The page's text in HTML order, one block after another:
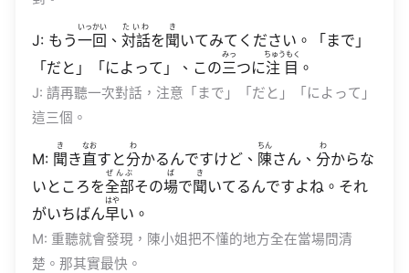
J: もう一回
いっかい
、 対話
たいわ
を 聞
き
いてみてください。「まで」
「だと」「によって」、この三
みっ
つに注目
ちゅうもく
。
J: 請再聽一次對話，注意「まで」「だと」「によって」
這三個。
M: 聞
き
き直
なお
すと分
わ
かるんですけど、 陳
ちん
さん、 分
わ
からな
いところを全部
ぜんぶ
その場
ば
で聞
き
いてるんですよね。それ
がいちばん早
はや
い。
M: 重聽就會發現，陳小姐把不懂的地方全在當場問清
楚。那其實最快。